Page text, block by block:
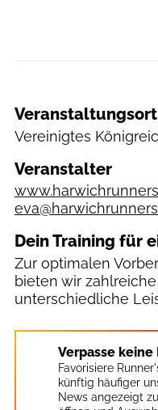
Veranstaltungsort
Vereinigtes
Veranstalter
Dein Training für
Zur optimalen
bieten wir zahlreiche
unterschiedliche
Verpasse
Favorisiere
künftig häufiger
News angezeigt